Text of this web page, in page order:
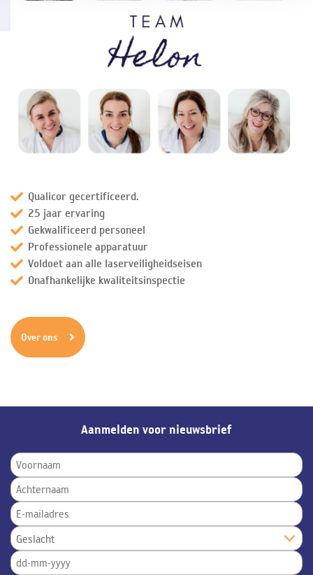
Qualicor gecertificeerd.
25 jaar ervaring
Gekwalificeerd personeel
Professionele apparatuur
Voldoet aan alle laserveiligheidseisen
Onafhankelijke kwaliteitsinspectie
Over ons
Aanmelden voor nieuwsbrief